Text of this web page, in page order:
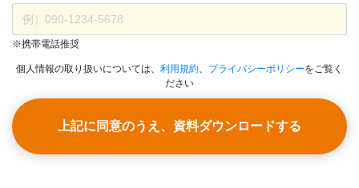
※携帯電話推奨
個人情報の取り扱いについては、 利用規約、 プライバシーポリシーをご覧く
ださい
上記に同意のうえ、資料ダウンロードする